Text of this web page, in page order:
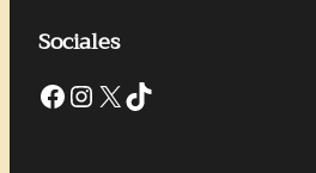
Sociales
Facebook InstagramX TikTok